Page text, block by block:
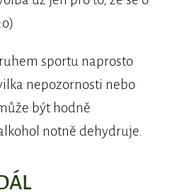
sportu naprosto
nepozornosti nebo
být hodně
notně dehydruje.